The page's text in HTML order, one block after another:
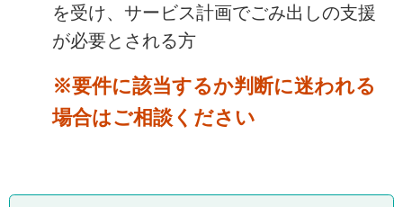
を受け、サービス計画でごみ出しの支援
が必要とされる方
※要件に該当するか判断に迷われる
場合はご相談ください